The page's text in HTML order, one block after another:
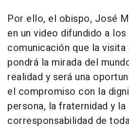
Por ello, el obispo, José
en un video difundido a
comunicación que la
pondrá la mirada del
realidad y será una
el compromiso con la
persona, la fraternidad y la
corresponsabilidad de